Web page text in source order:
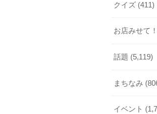
クイズ (411)
お店みせて！
話題 (5,119)
まちなみ
イベント